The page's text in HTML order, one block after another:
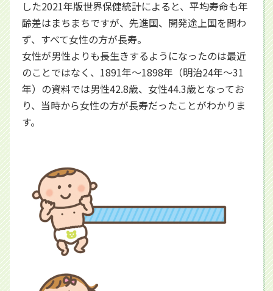
した2021年版世界保健統計によると、平均寿命も年
齢差はまちまちですが、先進国、開発途上国を問わ
ず、すべて女性の方が長寿。
女性が男性よりも長生きするようになったのは最近
のことではなく、1891年～1898年（明治24年～31
年）の資料では男性42.8歳、女性44.3歳となってお
り、当時から女性の方が長寿だったことがわかりま
す。